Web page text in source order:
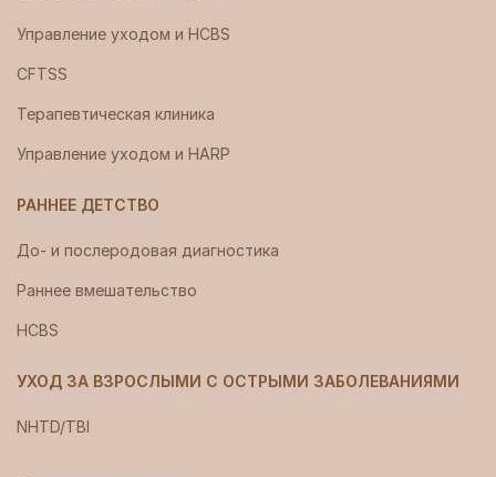
Управление уходом и HCBS
CFTSS
Терапевтическая клиника
Управление уходом и HARP
РАННЕЕ ДЕТСТВО
До- и послеродовая диагностика
Раннее вмешательство
HCBS
УХОД ЗА ВЗРОСЛЫМИ С ОСТРЫМИ ЗАБОЛЕВАНИЯМИ
NHTD/TBI